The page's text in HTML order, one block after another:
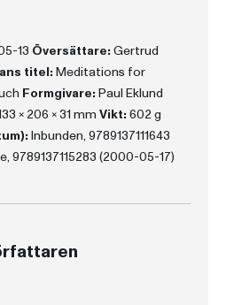
13 Översättare: Gertrud
titel: Meditations for
Formgivare: Paul Eklund
x 206 x 31 mm Vikt: 602 g
Inbunden, 9789137111643
9789137115283 (2000-05-17)